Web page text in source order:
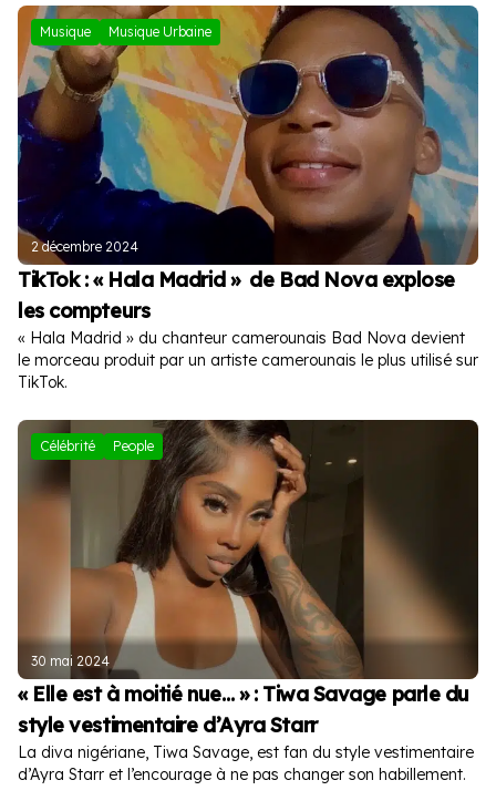
Musique Musique Urbaine
2 décembre 2024
TikTok : « Hala Madrid » de Bad Nova explose
les compteurs
« Hala Madrid » du chanteur camerounais Bad Nova devient
le morceau produit par un artiste camerounais le plus utilisé sur
TikTok.
Célébrité People
30 mai 2024
« Elle est à moitié nue… » : Tiwa Savage parle du
style vestimentaire d’Ayra Starr
La diva nigériane, Tiwa Savage, est fan du style vestimentaire
d’Ayra Starr et l’encourage à ne pas changer son habillement.